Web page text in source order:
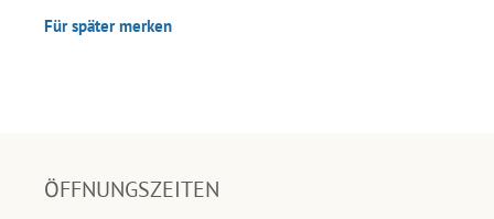
Für später merken
ÖFFNUNGSZEITEN